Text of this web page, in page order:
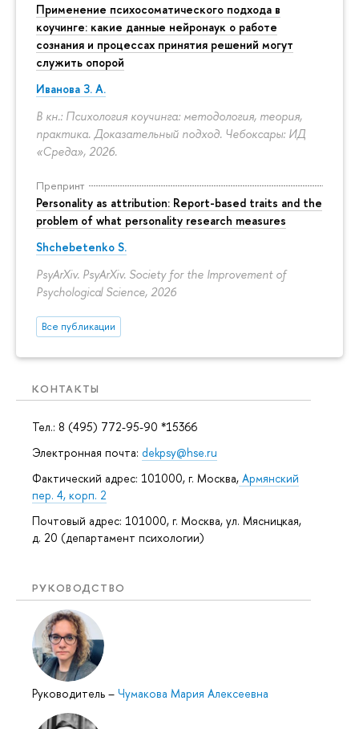
Применение психосоматического подхода в
коучинге: какие данные нейронаук о работе
сознания и процессах принятия решений могут
служить опорой
Иванова З. А.
В кн.: Психология коучинга: методология, теория,
практика. Доказательный подход. Чебоксары: ИД
«Среда», 2026.
Препринт
Personality as attribution: Report-based traits and the
problem of what personality research measures
Shchebetenko S.
PsyArXiv. PsyArXiv. Society for the Improvement of
Psychological Science, 2026
Все публикации
КОНТАКТЫ
Тел.: 8 (495) 772-95-90 *15366
Электронная почта: dekpsy@hse.ru
Фактический адрес: 101000, г. Москва, Армянский
пер. 4, корп. 2
Почтовый адрес: 101000, г. Москва, ул. Мясницкая,
д. 20 (департамент психологии)
РУКОВОДСТВО
Руководитель – Чумакова Мария Алексеевна